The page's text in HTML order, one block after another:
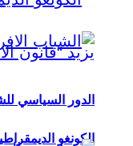
الكونغو
الدور السياسي